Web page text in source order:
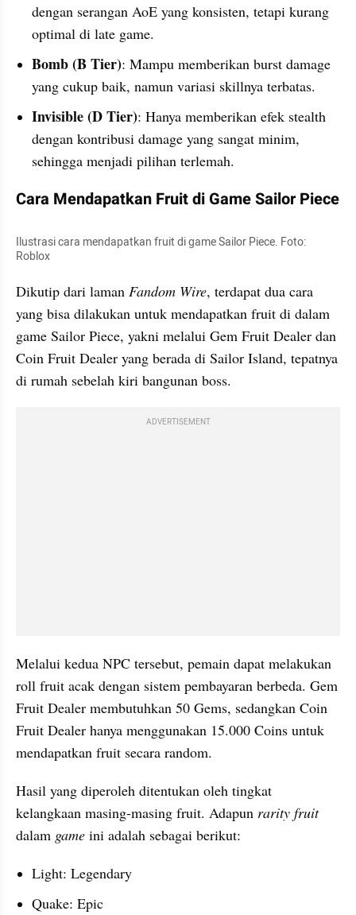
dengan serangan AoE yang konsisten, tetapi kurang
optimal di late game.
Bomb (B Tier): Mampu memberikan burst damage
yang cukup baik, namun variasi skillnya terbatas.
Invisible (D Tier): Hanya memberikan efek stealth
dengan kontribusi damage yang sangat minim,
sehingga menjadi pilihan terlemah.
Cara Mendapatkan Fruit di Game Sailor Piece
Ilustrasi cara mendapatkan fruit di game Sailor Piece. Foto:
Roblox
Dikutip dari laman Fandom Wire, terdapat dua cara
yang bisa dilakukan untuk mendapatkan fruit di dalam
game Sailor Piece, yakni melalui Gem Fruit Dealer dan
Coin Fruit Dealer yang berada di Sailor Island, tepatnya
di rumah sebelah kiri bangunan boss.
ADVERTISEMENT
Melalui kedua NPC tersebut, pemain dapat melakukan
roll fruit acak dengan sistem pembayaran berbeda. Gem
Fruit Dealer membutuhkan 50 Gems, sedangkan Coin
Fruit Dealer hanya menggunakan 15.000 Coins untuk
mendapatkan fruit secara random.
Hasil yang diperoleh ditentukan oleh tingkat
kelangkaan masing-masing fruit. Adapun
rarity fruit
dalam game ini adalah sebagai berikut:
Light: Legendary
Quake: Epic